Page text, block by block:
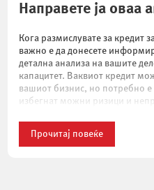
Направете ја оваа
Кога размислувате за кредит
важно е да донесете
детална анализа на вашите
капацитет. Ваквиот кредит
вашиот бизнис, но потребно
избегнат можни ризици и
Прочитај повеќе